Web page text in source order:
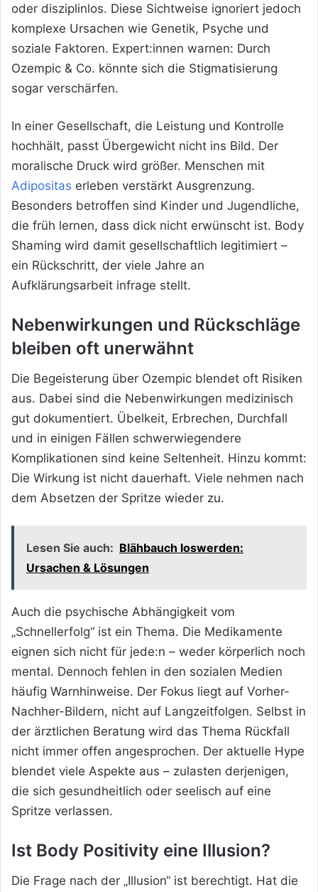
oder disziplinlos. Diese Sichtweise ignoriert jedoch
komplexe Ursachen wie Genetik, Psyche und
soziale Faktoren. Expert:innen warnen: Durch
Ozempic & Co. könnte sich die Stigmatisierung
sogar verschärfen.
In einer Gesellschaft, die Leistung und Kontrolle
hochhält, passt Übergewicht nicht ins Bild. Der
moralische Druck wird größer. Menschen mit
Adipositas erleben verstärkt Ausgrenzung.
Besonders betroffen sind Kinder und Jugendliche,
die früh lernen, dass dick nicht erwünscht ist. Body
Shaming wird damit gesellschaftlich legitimiert –
ein Rückschritt, der viele Jahre an
Aufklärungsarbeit infrage stellt.
Nebenwirkungen und Rückschläge
bleiben oft unerwähnt
Die Begeisterung über Ozempic blendet oft Risiken
aus. Dabei sind die Nebenwirkungen medizinisch
gut dokumentiert. Übelkeit, Erbrechen, Durchfall
und in einigen Fällen schwerwiegendere
Komplikationen sind keine Seltenheit. Hinzu kommt:
Die Wirkung ist nicht dauerhaft. Viele nehmen nach
dem Absetzen der Spritze wieder zu.
Lesen Sie auch: Blähbauch loswerden:
Ursachen & Lösungen
Auch die psychische Abhängigkeit vom
„Schnellerfolg“ ist ein Thema. Die Medikamente
eignen sich nicht für jede:n – weder körperlich noch
mental. Dennoch fehlen in den sozialen Medien
häufig Warnhinweise. Der Fokus liegt auf Vorher-
Nachher-Bildern, nicht auf Langzeitfolgen. Selbst in
der ärztlichen Beratung wird das Thema Rückfall
nicht immer offen angesprochen. Der aktuelle Hype
blendet viele Aspekte aus – zulasten derjenigen,
die sich gesundheitlich oder seelisch auf eine
Spritze verlassen.
Ist Body Positivity eine Illusion?
Die Frage nach der „Illusion“ ist berechtigt. Hat die